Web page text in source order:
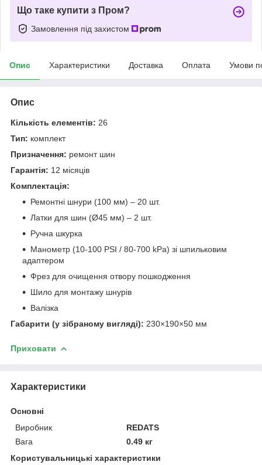
Що таке купити з Пром?
Замовлення під захистом
Опис Характеристики Доставка Оплата Умови
Опис
Кількість елементів: 26
Тип: комплект
Призначення: ремонт шин
Гарантія: 12 місяців
Комплектація:
Ремонтні шнури (100 мм) – 20 шт.
Латки для шин (Ø45 мм) – 2 шт.
Ручна шкурка
Манометр (10-100 PSI / 80-700 kPa) зі шпильковим
адаптером
Фрез для очищення отвору пошкодження
Шило для монтажу шнурів
Валізка
Габарити (у зібраному вигляді): 230×190×50 мм
Приховати
Характеристики
Основні
Виробник
REDATS
Вага
0.49 кг
Користувальницькі характеристики